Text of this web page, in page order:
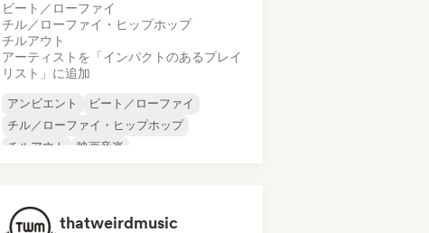
ビート／ローファイ
チル／ローファイ・ヒップホップ
チルアウト
アーティストを「インパクトのあるプレイ
リスト」に追加
アンビエント
ビート／ローファイ
チル／ローファイ・ヒップホップ
チルアウト
映画音楽
thatweirdmusic